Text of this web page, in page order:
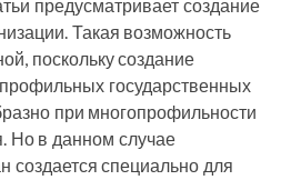
предусматривает создание
Такая возможность
поскольку создание
государственных
при многопрофильности
Но в данном случае
создается специально для